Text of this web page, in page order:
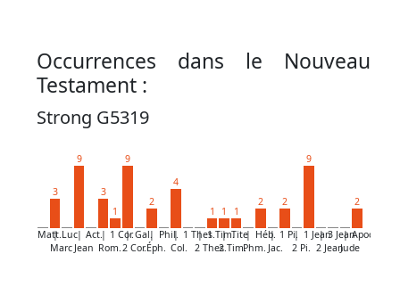
Occurrences dans le Nouveau
Testament :
Strong G5319
Matt.
3
|
Marc
Luc
9
|
Jean
Act.
3
|
Rom.
1
1 Cor.
9
|
2 Cor.
Gal.
2
|
Éph.
Phil.
4
|
Col.
1 Thes.
|
2 Thes.
1
1 Tim.
1
|
2 Tim.
1
Tite|
Phm.
2
Héb.
|
Jac.
2
1 Pi.|
2 Pi.
9
1 Jean
|
2 Jean
3 Jean
|
Jude
2
Apoc.
lettre
Rechercher
par
Infos